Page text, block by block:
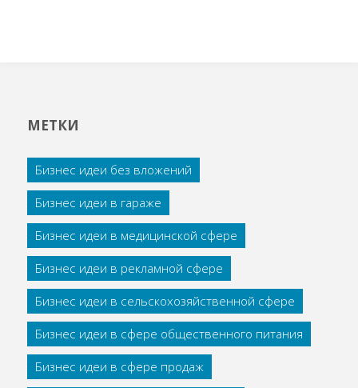
МЕТКИ
Бизнес идеи без вложений
Бизнес идеи в гараже
Бизнес идеи в медицинской сфере
Бизнес идеи в рекламной сфере
Бизнес идеи в сельскохозяйственной сфере
Бизнес идеи в сфере общественного питания
Бизнес идеи в сфере продаж